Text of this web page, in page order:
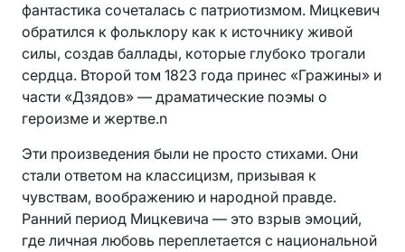
фантастика сочеталась с патриотизмом. Мицкевич
обратился к фольклору как к источнику живой
силы, создав баллады, которые глубоко трогали
сердца. Второй том 1823 года принес «Гражины» и
части «Дзядов» — драматические поэмы о
героизме и жертве.n
Эти произведения были не просто стихами. Они
стали ответом на классицизм, призывая к
чувствам, воображению и народной правде.
Ранний период Мицкевича — это взрыв эмоций,
где личная любовь переплетается с национальной